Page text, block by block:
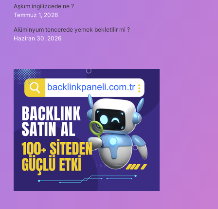
Aşkım ingilizcede ne ?
Temmuz 1, 2026
Alüminyum tencerede yemek bekletilir mi ?
Haziran 30, 2026